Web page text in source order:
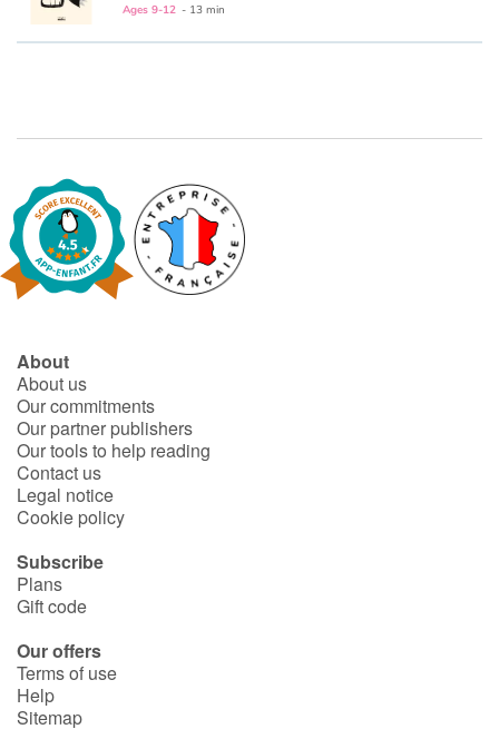
Fable, myth, literature and poetry
Heroines and Heroes
Ecology, nature, seasons
The animals
Around the world
Learning
Arts, space, activities
Documentaries
With the family
Daily life and hobbies
At school
Ages 9-12 - 13 min
About
About us
Our commitments
Our partner publishers
Our tools to help reading
Contact us
Legal notice
Cookie policy
Subscribe
Plans
Gift code
Our offers
Terms of use
Help
Sitemap